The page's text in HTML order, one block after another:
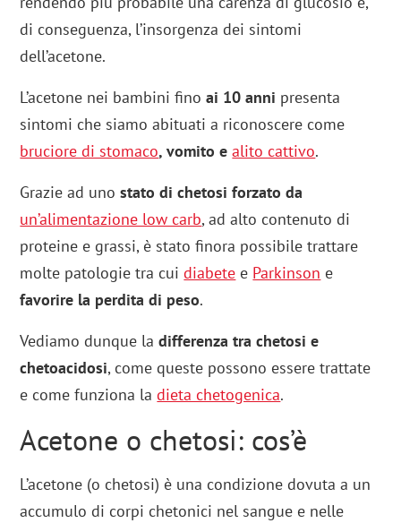
di conseguenza, l’insorgenza dei sintomi
dell’acetone.
L’acetone nei bambini finoai 10 anni presenta
sintomi che siamo abituati a riconoscere come
bruciore di stomaco, vomito ealito cattivo.
Grazie ad unostato di chetosi forzato da
un’alimentazione low carb, ad alto contenuto di
proteine e grassi, è stato finora possibile trattare
molte patologie tra cuidiabete e Parkinson e
favorire la perdita di peso.
Vediamo dunque ladifferenza tra chetosi e
chetoacidosi, come queste possono essere trattate
e come funziona la dieta chetogenica.
Acetone o chetosi: cos’è
L’acetone (o chetosi) è una condizione dovuta a un
accumulo di corpi chetonici nel sangue e nelle